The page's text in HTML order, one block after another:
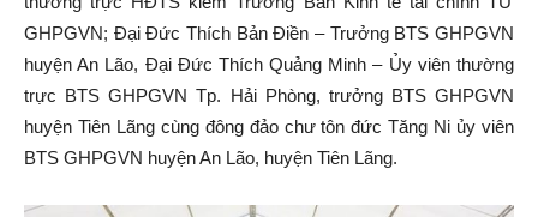
GHPGVN; Đại Đức Thích Bản Điền – Trưởng BTS GHPGVN
huyện An Lão, Đại Đức Thích Quảng Minh – Ủy viên thường
trực BTS GHPGVN Tp. Hải Phòng, trưởng BTS GHPGVN
huyện Tiên Lãng cùng đông đảo chư tôn đức Tăng Ni ủy viên
BTS GHPGVN huyện An Lão, huyện Tiên Lãng.